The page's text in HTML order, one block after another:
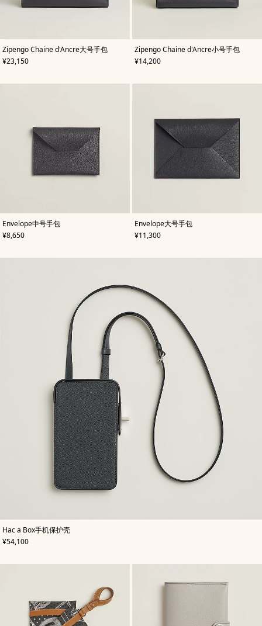
Zipengo Chaine d'Ancre大号手包
,颜
色:
灰
,
价格
¥23,150
Zipengo Chaine d'Ancre小号手包
,颜
色:
灰
,
价格
¥14,200
Envelope中号手包
,颜
色:
灰
,
价格
¥8,650
Envelope大号手包
,颜
色:
灰
,
价格
¥11,300
Hac a Box手机保护壳
,颜
色:
灰
,
价格
¥54,100